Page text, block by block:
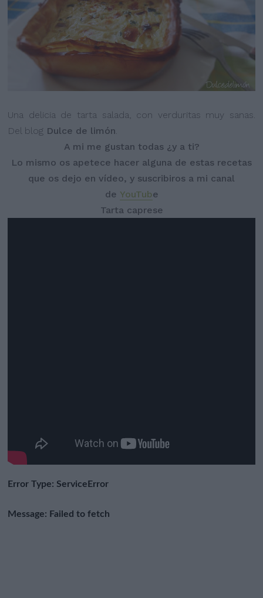
Una delicia de tarta salada, con verduritas muy sanas.
Del blog Dulce de limón.
A mi me gustan todas ¿y a ti?
Lo mismo os apetece hacer alguna de estas recetas
que os dejo en vídeo, y suscribiros a mi canal
de YouTube
Tarta caprese